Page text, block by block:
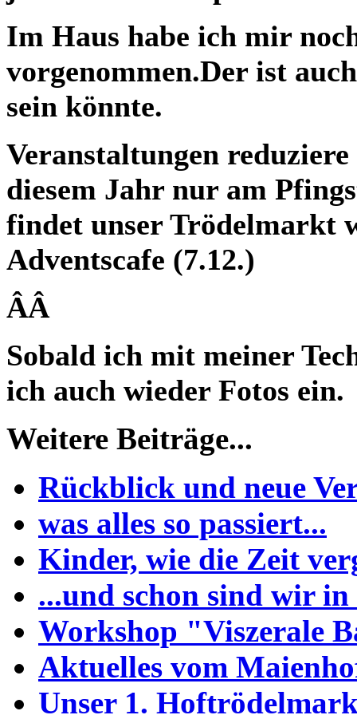
Im Haus habe ich mir
vorgenommen.Der ist
sein könnte.
Veranstaltungen
diesem Jahr nur am
findet unser Trödelmarkt
Adventscafe (7.12.)
ÂÂ
Sobald ich mit meiner
ich auch wieder Fotos ein.
Weitere Beiträge...
Rückblick und neue
was alles so passiert...
Kinder, wie die Zeit
...und schon sind wir in
Workshop "Viszerale
Aktuelles vom
Unser 1.